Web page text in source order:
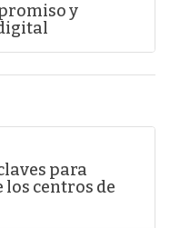
y
para
centros de